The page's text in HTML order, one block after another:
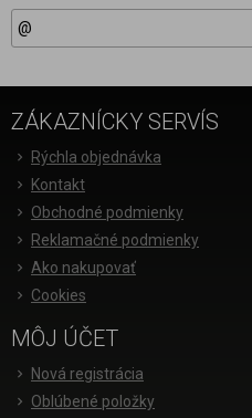
ZÁKAZNÍCKY SERVÍS
Rýchla objednávka
Kontakt
Obchodné podmienky
Reklamačné podmienky
Ako nakupovať
Cookies
MÔJ ÚČET
Nová registrácia
Oblúbené položky